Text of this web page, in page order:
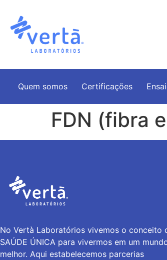
Quem somos Certificações
FDN (fibra
No Vertà Laboratórios vivemos o conceito
SAÚDE ÚNICA para vivermos em um
melhor. Aqui estabelecemos parcerias